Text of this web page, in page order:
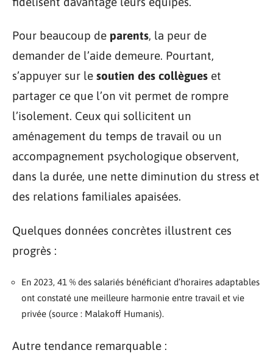
Pour beaucoup de parents, la peur de
demander de l’aide demeure. Pourtant,
s’appuyer sur le soutien des collègues et
partager ce que l’on vit permet de rompre
l’isolement. Ceux qui sollicitent un
aménagement du temps de travail ou un
accompagnement psychologique observent,
dans la durée, une nette diminution du stress et
des relations familiales apaisées.
Quelques données concrètes illustrent ces
progrès :
En 2023, 41 % des salariés bénéficiant d’horaires adaptables
ont constaté une meilleure harmonie entre travail et vie
privée (source : Malakoff Humanis).
Autre tendance remarquable :